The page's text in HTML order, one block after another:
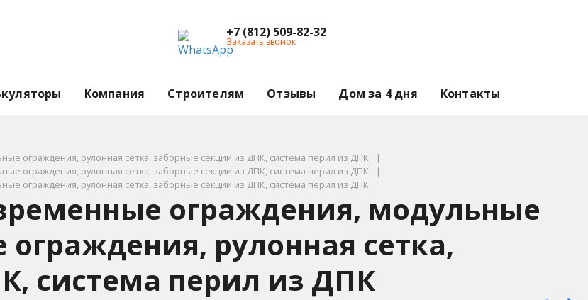
+7 (812) 509-82-32
Заказать звонок
Компания Строителям Отзывы Дом за 4 дня Контакты
ограждения, рулонная сетка, заборные секции из ДПК, система перил из ДПК
ограждения, рулонная сетка, заборные секции из ДПК, система перил из ДПК
ограждения, рулонная сетка, заборные секции из ДПК, система перил из ДПК
ограждения, модульные
рулонная сетка,
система перил из ДПК